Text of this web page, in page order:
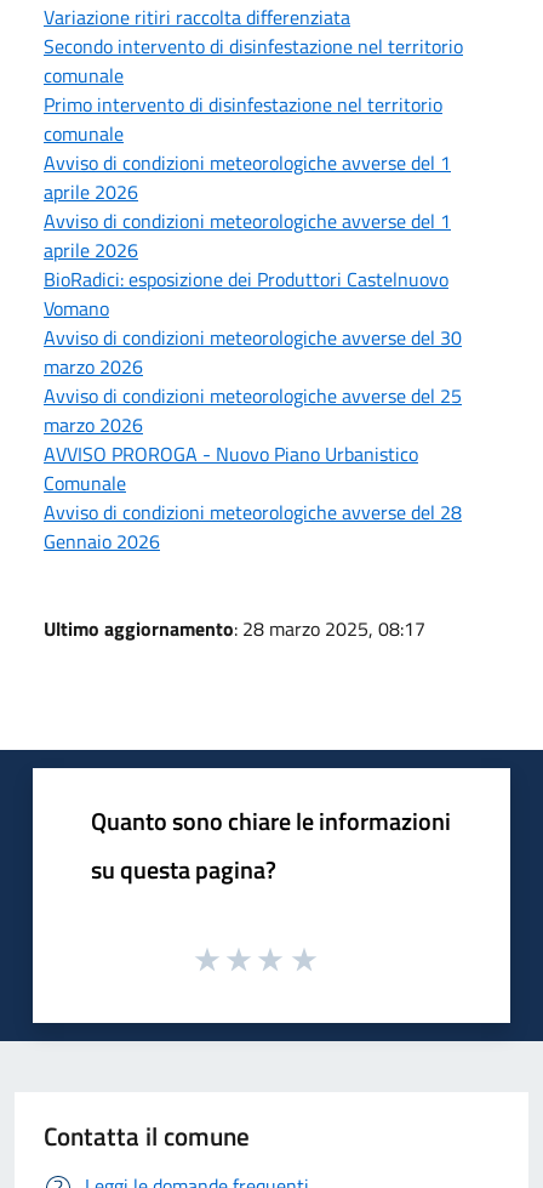
Variazione ritiri raccolta differenziata
Secondo intervento di disinfestazione nel territorio
comunale
Primo intervento di disinfestazione nel territorio
comunale
Avviso di condizioni meteorologiche avverse del 1
aprile 2026
Avviso di condizioni meteorologiche avverse del 1
aprile 2026
BioRadici: esposizione dei Produttori Castelnuovo
Vomano
Avviso di condizioni meteorologiche avverse del 30
marzo 2026
Avviso di condizioni meteorologiche avverse del 25
marzo 2026
AVVISO PROROGA - Nuovo Piano Urbanistico
Comunale
Avviso di condizioni meteorologiche avverse del 28
Gennaio 2026
Ultimo aggiornamento: 28 marzo 2025, 08:17
Quanto sono chiare le informazioni
su questa pagina?
Contatta il comune